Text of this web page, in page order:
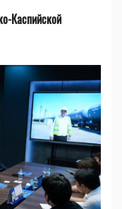
Каспийской